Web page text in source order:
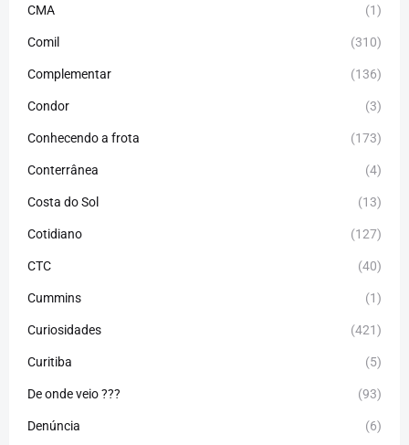
CMA (1)
Comil (310)
Complementar (136)
Condor (3)
Conhecendo a frota (173)
Conterrânea (4)
Costa do Sol (13)
Cotidiano (127)
CTC (40)
Cummins (1)
Curiosidades (421)
Curitiba (5)
De onde veio ??? (93)
Denúncia (6)